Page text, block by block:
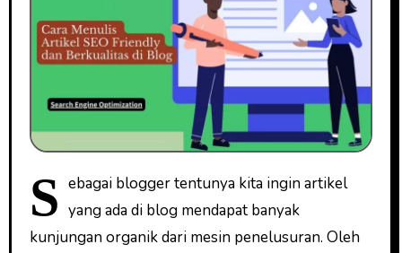
S ebagai blogger tentunya kita ingin artikel
yang ada di blog mendapat banyak
kunjungan organik dari mesin penelusuran. Oleh